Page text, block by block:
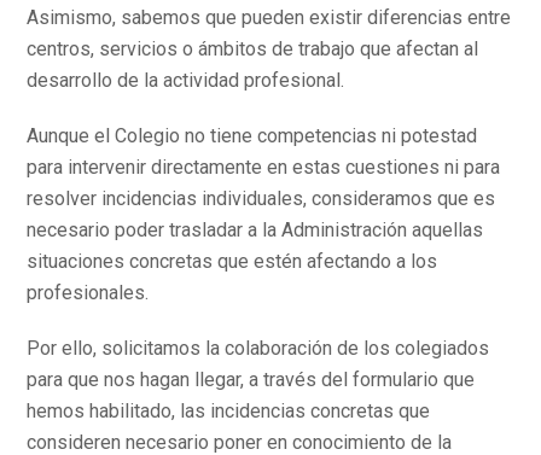
Asimismo, sabemos que pueden existir diferencias entre
centros, servicios o ámbitos de trabajo que afectan al
desarrollo de la actividad profesional.
Aunque el Colegio no tiene competencias ni potestad
para intervenir directamente en estas cuestiones ni para
resolver incidencias individuales, consideramos que es
necesario poder trasladar a la Administración aquellas
situaciones concretas que estén afectando a los
profesionales.
Por ello, solicitamos la colaboración de los colegiados
para que nos hagan llegar, a través del formulario que
hemos habilitado, las incidencias concretas que
consideren necesario poner en conocimiento de la